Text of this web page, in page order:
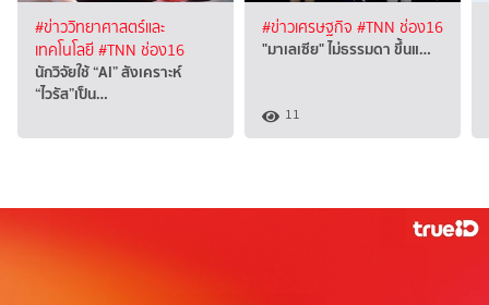
#ข่าววิทยาศาสตร์และ
เทคโนโลยี#TNN ช่อง16
นักวิจัยใช้ “AI” สังเคราะห์
“ไวรัส”เป็น…
#ข่าวเศรษฐกิจ #TNN ช่อง16
"มาเลเซีย" ไม่ธรรมดา ขึ้นแ…
11